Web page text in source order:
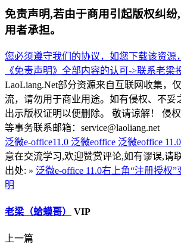
免责声明,若由于商用引起版权纠
用者承担。
您必须遵守我们的协议，如您下载该资源
《免责声明》全部内容的认可->联系老梁
LaoLiang.Net部分资源来自互联网收集，
流，请勿用于商业用途。如有侵权、不妥
出示版权证明以便删除。 敬请谅解！ 侵
等事务联系邮箱：service@laoliang.net
泛微e-office11.0 泛微eoffice 泛微eoffice 11.0
意在交流学习,欢迎赞赏评论,如有谬误,请
出处: » 泛微e-office 11.0右上角“注册授权
明
老梁（蛤蟆哥） VIP
上一篇